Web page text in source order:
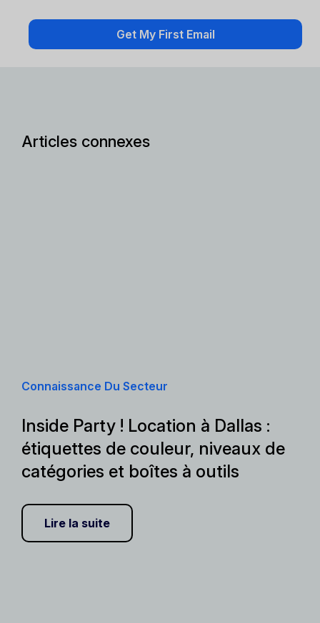
Articles connexes
Connaissance Du Secteur
Inside Party ! Location à Dallas :
étiquettes de couleur, niveaux de
catégories et boîtes à outils
Lire la suite